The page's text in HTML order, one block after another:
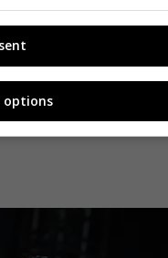
construyó su propio éxito
para los amantes del
options